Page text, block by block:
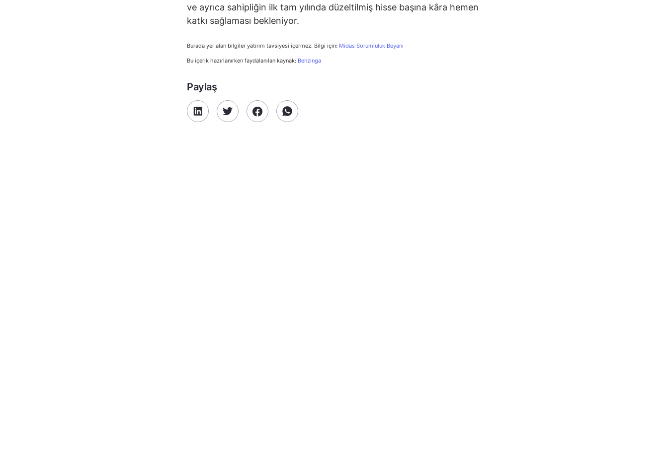
ve ayrıca sahipliğin ilk tam yılında düzeltilmiş hisse başına kâra hemen
katkı sağlaması bekleniyor.
Burada yer alan bilgiler yatırım tavsiyesi içermez. Bilgi için: Midas Sorumluluk Beyanı
Bu içerik hazırlanırken faydalanılan kaynak: Benzinga
Paylaş